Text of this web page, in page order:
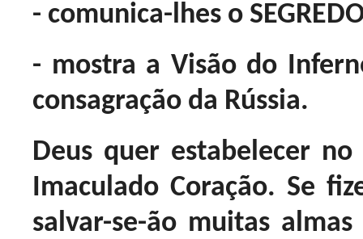
- comunica-lhes o
- mostra a Visão do
consagração da Rússia.
Deus quer estabelecer
Imaculado Coração. Se
salvar-se-ão muitas